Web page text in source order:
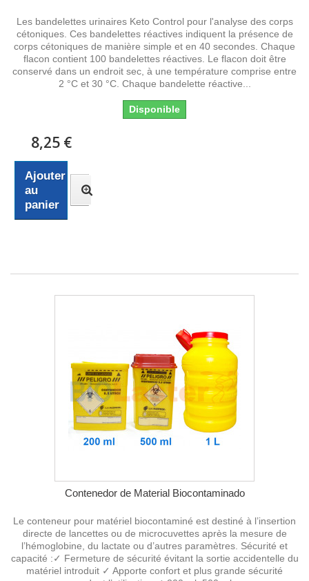
Les bandelettes urinaires Keto Control pour l'analyse des corps
cétoniques. Ces bandelettes réactives indiquent la présence de
corps cétoniques de manière simple et en 40 secondes. Chaque
flacon contient 100 bandelettes réactives. Le flacon doit être
conservé dans un endroit sec, à une température comprise entre
2 °C et 30 °C. Chaque bandelette réactive...
Disponible
8,25 €
Ajouter
au
panier
Contenedor de Material Biocontaminado
Le conteneur pour matériel biocontaminé est destiné à l’insertion
directe de lancettes ou de microcuvettes après la mesure de
l’hémoglobine, du lactate ou d’autres paramètres. Sécurité et
capacité :✓ Fermeture de sécurité évitant la sortie accidentelle du
matériel introduit ✓ Apporte confort et plus grande sécurité